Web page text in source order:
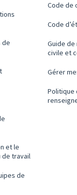
de
et le
de travail
de
Code de
Code
Guide
civile et
Gérer
Politique